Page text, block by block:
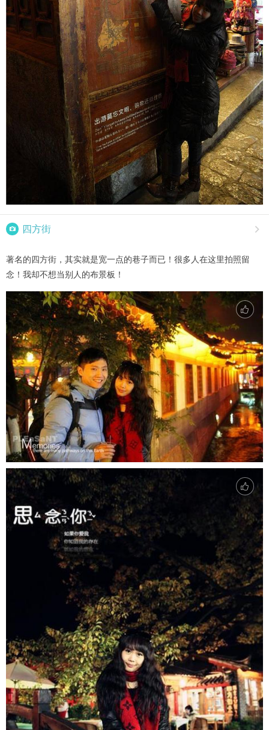
 四方街 
著名的四方街，其实就是宽一点的巷子而已！很多人在这里拍照留
念！我却不想当别人的布景板！